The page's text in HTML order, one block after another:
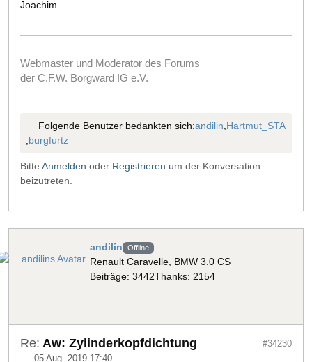
Joachim
Webmaster und Moderator des Forums
der C.F.W. Borgward IG e.V.
Folgende Benutzer bedankten sich:andilin Hartmut_STA
burgfurtz
Bitte Anmelden oder Registrieren um der Konversation
beizutreten.
andilin Offline
Renault Caravelle, BMW 3.0 CS
Beiträge: 3442Thanks: 2154
Re: Aw: Zylinderkopfdichtung
05 Aug. 2019 17:40
#34230